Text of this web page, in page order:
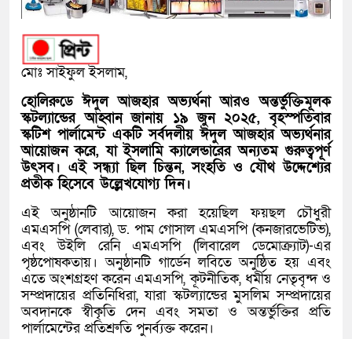
মোঃ সাইফুল ইসলাম,
হোলিরুডে ঈদুল আজহার অভ্যর্থনা আরও অন্তর্ভুক্তিমূলক
স্কটল্যান্ডের আহ্বান জানায় ১৯ জুন ২০২৫, বৃহস্পতিবার
স্কটিশ পার্লামেন্ট একটি সর্বদলীয় ঈদুল আজহার অভ্যর্থনার
আয়োজন করে, যা ইসলামি ক্যালেন্ডারের অন্যতম গুরুত্বপূর্ণ
উৎসব। এই সন্ধ্যা ছিল চিন্তন, সংহতি ও যৌথ উদ্দেশ্যের
প্রতীক হি‌সে‌বে উল্লেখ‌যোগ‌্য দিন।
এই অনুষ্ঠানটি আয়োজন করা হয়েছিল ফয়ছল চৌধুরী
এমএসপি (লেবার), ড. পাম গোসাল এমএসপি (কনজারভেটিভ),
এবং উইলি রেনি এমএসপি (লিবারেল ডেমোক্র্যাট)-এর
পৃষ্ঠপোষকতায়। অনুষ্ঠানটি গার্ডেন লবিতে অনুষ্ঠিত হয় এবং
এতে অংশগ্রহণ করেন এমএসপি, কূটনীতিক, ধর্মীয় নেতৃবৃন্দ ও
সম্প্রদায়ের প্রতিনিধিরা, যারা স্কটল্যান্ডের মুসলিম সম্প্রদায়ের
অবদানকে স্বীকৃতি দেন এবং সমতা ও অন্তর্ভুক্তির প্রতি
পার্লামেন্টের প্রতিশ্রুতি পুনর্ব্যক্ত করেন।